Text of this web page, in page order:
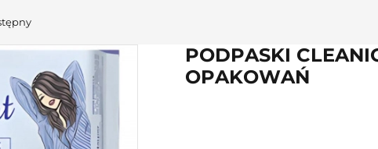
PODPASKI
OPAKOWAŃ